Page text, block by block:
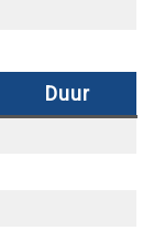
Duur